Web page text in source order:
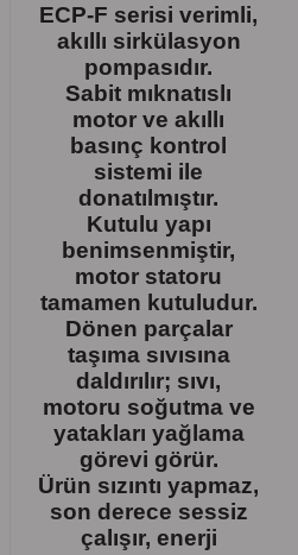
ECP-F serisi verimli,
akıllı sirkülasyon
pompasıdır.
Sabit mıknatıslı
motor ve akıllı
basınç kontrol
sistemi ile
donatılmıştır.
Kutulu yapı
benimsenmiştir,
motor statoru
tamamen kutuludur.
Dönen parçalar
taşıma sıvısına
daldırılır; sıvı,
motoru soğutma ve
yatakları yağlama
görevi görür.
Ürün sızıntı yapmaz,
son derece sessiz
çalışır, enerji